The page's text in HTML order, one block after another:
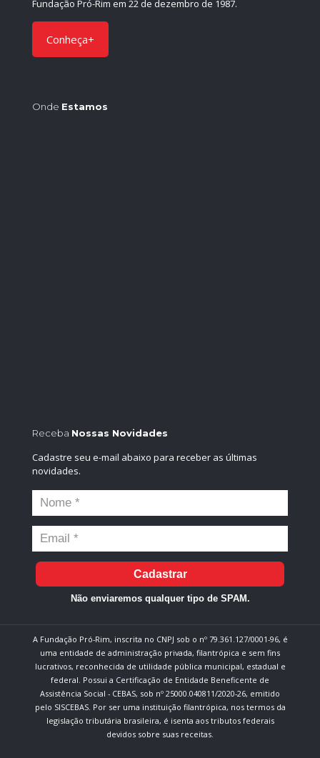
Fundação Pró-Rim em 22 de dezembro de 1987.
Conheça+
Onde Estamos
Receba Nossas Novidades
Cadastre seu e-mail abaixo para receber as últimas
novidades.
Cadastrar
Não enviaremos qualquer tipo de SPAM.
A Fundação Pró-Rim, inscrita no CNPJ sob o nº 79.361.127/0001-96, é
uma entidade de administração privada, filantrópica e sem fins
lucrativos, reconhecida de utilidade pública municipal, estadual e
federal. Possui a Certificação de Entidade Beneficente de
Assistência Social - CEBAS, sob nº 25000.040811/2020-26, emitido
pelo SISCEBAS. Por ser uma instituição filantrópica, nos termos da
legislação tributária brasileira, é isenta aos tributos federais
devidos sobre suas receitas.